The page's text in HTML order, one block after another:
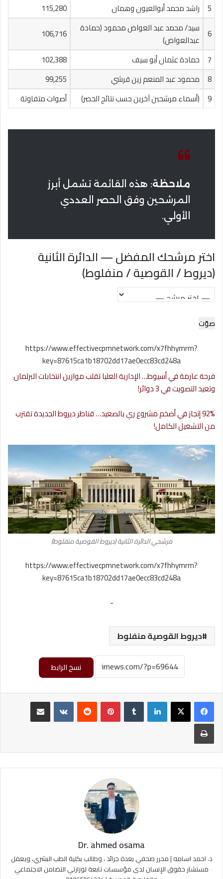
5 راشد محمد أبوالعيون وهمان
115,280
6 سيد/ محمد عبد العواض محمود (حمادة
عبدالعواض)
106,716
7 حمادة عثمان أبو سيف
102,388
8 محمود عبد المنعم زين قرشي
99,255
9 (أسماء مرشحين آخرين حسب نتائج الحصر) أصوات متفاوتة
ملاحظة: هذه القائمة تشمل أبرز
المرشحين وفق الحصر العددي
الأولي.
اختر مرشحك المفضل — الدائرة الثانية
(ديروط / القوصية / منفلوط)
صوّت
https://www.effectivecpmnetwork.com/x7fhhymrm?
key=87615ca1b18702dd17ae0ecc83cd248a
فرحة عارمة في أسيوط… الإدارية العليا تقلب موازين انتخابات البرلمان
وتعيد التصويت في 3 دوائر!
92% إنجاز في أضخم مشروع ري بالصعيد… قناطر ديروط الجديدة تقترب
من التشغيل الكامل!
مرشحي الدائرة الثانية (ديروط القوصية منفلوط)
https://www.effectivecpmnetwork.com/x7fhhymrm?
key=87615ca1b18702dd17ae0ecc83cd248a
-
ديروط القوصية منفلوط
نسخ الرابط
لينكدإن بينتيريست
طباعة
Dr. ahmed osama
د. احمد اسامه | محرر صحفي بعدة جرائد ، وطالب بكلية الطب البشري، ويعمل
مستشار حقوق الإنسان لدى مؤسسات تابعة لوزارتي التضامن الاجتماعي